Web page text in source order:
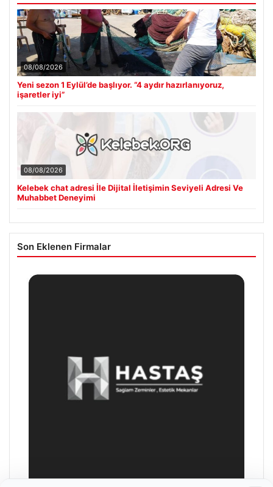
08/08/2026
Yeni sezon 1 Eylül’de başlıyor. “4 aydır hazırlanıyoruz,
işaretler iyi”
08/08/2026
Kelebek chat adresi İle Dijital İletişimin Seviyeli Adresi Ve
Muhabbet Deneyimi
Son Eklenen Firmalar